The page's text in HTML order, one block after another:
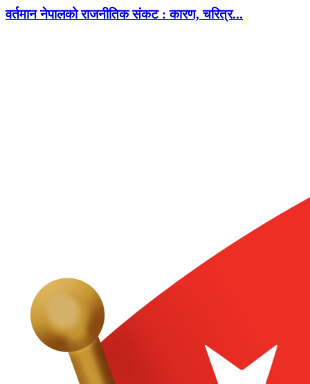
वर्तमान नेपालको राजनीतिक संकट : कारण, चरित्र...